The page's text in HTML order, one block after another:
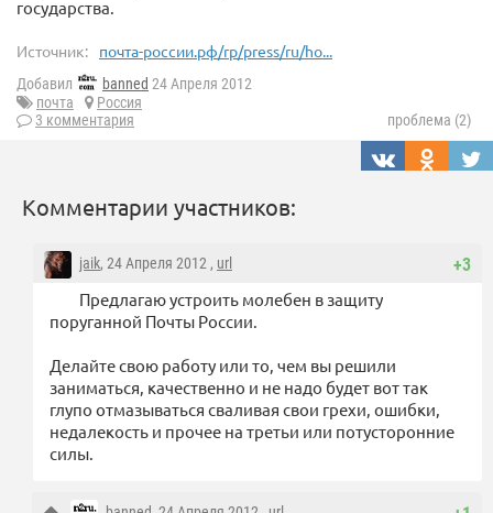
государства.
Источник: почта-россии.рф/rp/press/ru/ho...
Добавил banned 24 Апреля 2012
почта
Россия
3 комментария
проблема (2)
Комментарии участников:
+3
jaik, 24 Апреля 2012 , url
Предлагаю устроить молебен в защиту
поруганной Почты России.
Делайте свою работу или то, чем вы решили
заниматься, качественно и не надо будет вот так
глупо отмазываться сваливая свои грехи, ошибки,
недалекость и прочее на третьи или потусторонние
силы.